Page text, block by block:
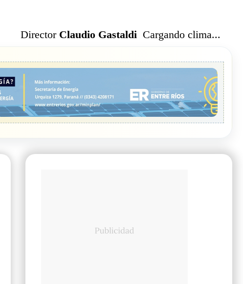
Director Claudio Gastaldi Cargando clima...